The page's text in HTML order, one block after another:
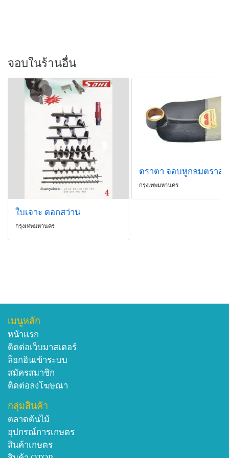
จอบในร้านอื่น
ใบเจาะ ดอกสว่าน
กรุงเทพมหานคร
ตราตา จอบหูกลมตราส
กรุงเทพมหานคร
เมนูหลัก
หน้าแรก
ติดต่อเว็บมาสเตอร์
ล็อกอินเข้าระบบ
สมัครสมาชิก
ติดต่อลงโฆษณา
กลุ่มสินค้า
ตลาดต้นไม้
อุปกรณ์การเกษตร
สินค้าเกษตร